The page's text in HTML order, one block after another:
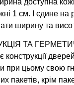
1 см. І єдине на
ширину та
ТА
при цьому свою
пакетів, крім